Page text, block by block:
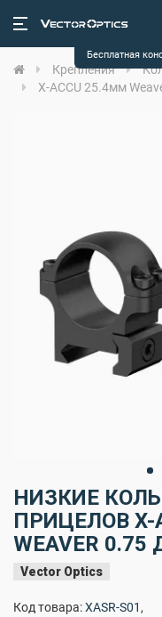
Крепления
X-ACCU 25.4мм
НИЗКИЕ
ПРИЦЕЛОВ X-
WEAVER
Vector Optics
Код товара:XASR-S01 ,
Бесплатная